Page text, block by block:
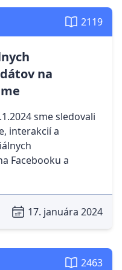
2119
na
sme sledovali
interakcií a
Facebooku a
17. januára 2024
2463